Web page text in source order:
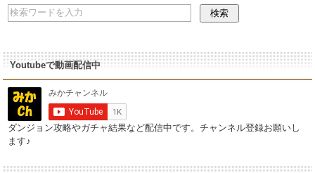
Youtubeで動画配信中
ダンジョン攻略やガチャ結果など配信中です。チャンネル登録お願いし
ます♪